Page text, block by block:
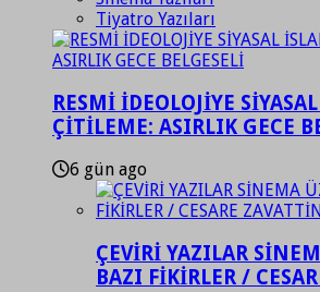
Tiyatro Yazıları
RESMİ İDEOLOJİYE
ÇİTİLEME: ASIRLIK GECE
6 gün ago
ÇEVİRİ YAZILAR
BAZI FİKİRLER /